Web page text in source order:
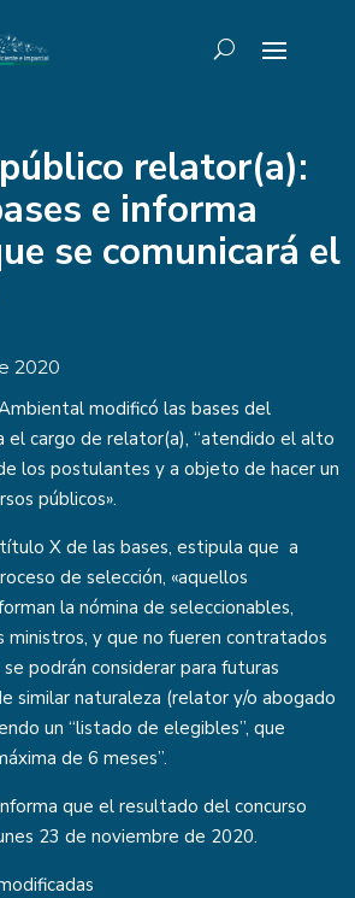
relator(a):
e informa
se comunicará el
2020
modificó las bases del
el cargo de relator(a), “atendido el alto
los postulantes y a objeto de hacer un
públicos».
X de las bases, estipula que a
de selección, «aquellos
la nómina de seleccionables,
y que no fueren contratados
podrán considerar para futuras
similar naturaleza (relator y/o abogado
un “listado de elegibles”, que
de 6 meses”.
que el resultado del concurso
23 de noviembre de 2020.